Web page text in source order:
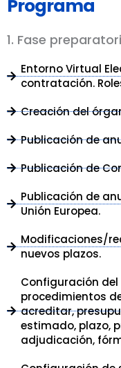
Programa
1. Fase
Entorno Virtual
contratación.
Creación del
Publicación de
Publicación de
Publicación de
Unión Europea.
Modificaciones/
nuevos plazos.
Configuración
procedimientos
acreditar,
estimado, plazo,
adjudicación,